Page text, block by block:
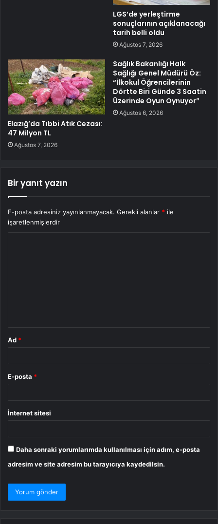
LGS’de yerleştirme
sonuçlarının açıklanacağı
tarih belli oldu
Ağustos 7, 2026
Elazığ’da Tıbbi Atık Cezası:
47 Milyon TL
Ağustos 7, 2026
Sağlık Bakanlığı Halk
Sağlığı Genel Müdürü Öz:
“İlkokul Öğrencilerinin
Dörtte Biri Günde 3 Saatin
Üzerinde Oyun Oynuyor”
Ağustos 6, 2026
Bir yanıt yazın
E-posta adresiniz yayınlanmayacak. Gerekli alanlar * ile
işaretlenmişlerdir
Ad *
E-posta *
İnternet sitesi
Daha sonraki yorumlarımda kullanılması için adım, e-posta
adresim ve site adresim bu tarayıcıya kaydedilsin.